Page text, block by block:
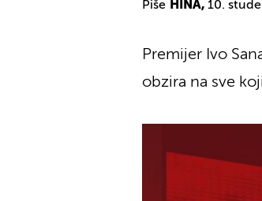
Piše HINA, 10.
Premijer Ivo
obzira na sve